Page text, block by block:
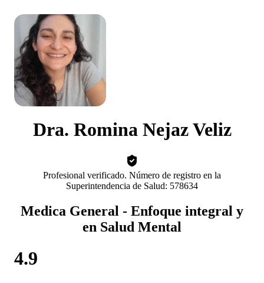
Dra. Romina Nejaz Veliz
Profesional verificado. Número de registro en la
Superintendencia de Salud: 578634
Medica General - Enfoque integral y
en Salud Mental
4.9